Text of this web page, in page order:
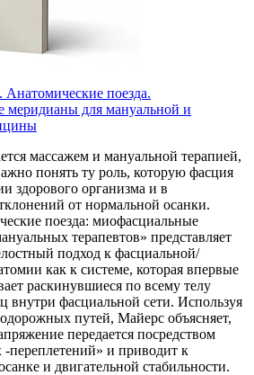
поезда.
для мануальной и
массажем и мануальной терапией,
понять ту роль, которую фасция
здорового организма и в
от нормальной осанки.
поезда: миофасциальные
терапевтов» представляет
подход к фасциальной/
как к системе, которая впервые
раскинувшиеся по всему телу
внутри фасциальной сети. Используя
путей, Майерс объясняет,
передается посредством
переплетений» и приводит к
и двигательной стабильности.